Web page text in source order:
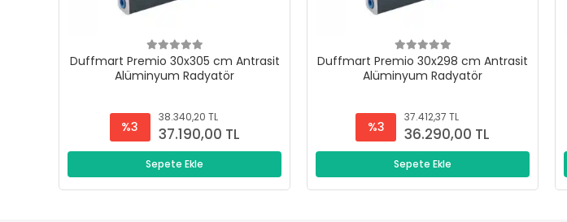
Duffmart Premio 30x305 cm Antrasit
Alüminyum Radyatör
%3
38.340,20 TL
37.190,00 TL
Sepete Ekle
Duffmart Premio 30x298 cm Antrasit
Alüminyum Radyatör
%3
37.412,37 TL
36.290,00 TL
Sepete Ekle